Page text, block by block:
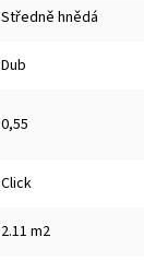
Středně hnědá
Dub
0,55
Click
2.11 m2